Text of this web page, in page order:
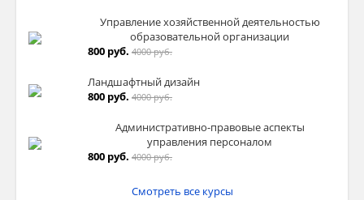
Управление хозяйственной деятельностью
образовательной организации
800 руб. 4000 руб.
Ландшафтный дизайн
800 руб. 4000 руб.
Административно-правовые аспекты
управления персоналом
800 руб. 4000 руб.
Смотреть все курсы